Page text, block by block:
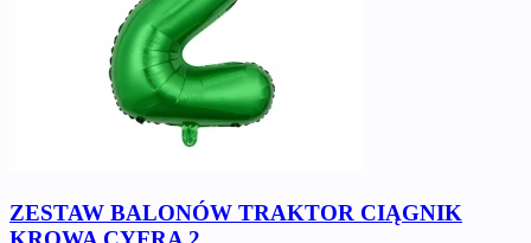
ZESTAW BALONÓW TRAKTOR CIĄGNIK